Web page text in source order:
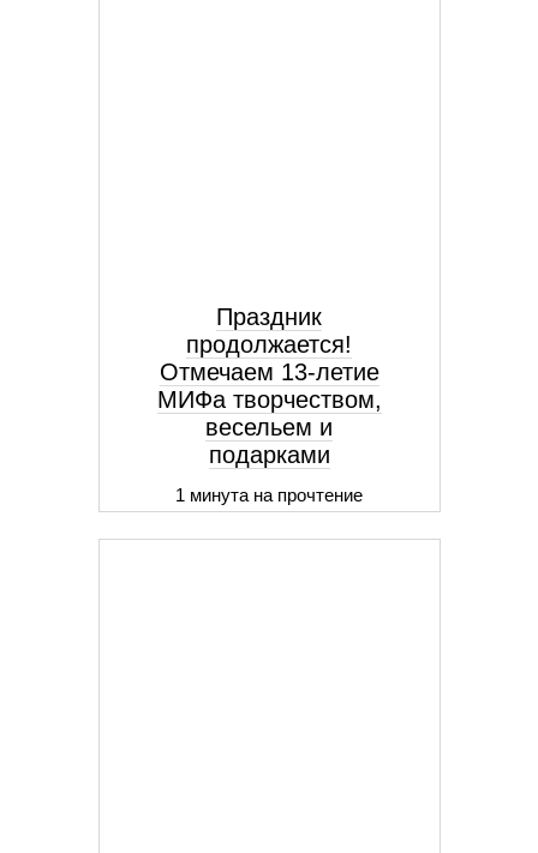
Праздник
продолжается!
Отмечаем 13-летие
МИФа творчеством,
весельем и
подарками
1 минута на прочтение